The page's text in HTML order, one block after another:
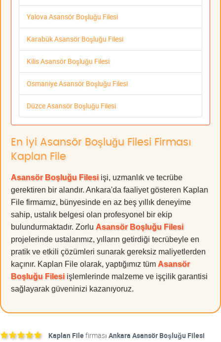
Yalova Asansör Boşluğu Filesi
Karabük Asansör Boşluğu Filesi
Kilis Asansör Boşluğu Filesi
Osmaniye Asansör Boşluğu Filesi
Düzce Asansör Boşluğu Filesi
En İyi Asansör Boşluğu Filesi Firması
Kaplan File
Asansör Boşluğu Filesi işi, uzmanlık ve tecrübe
gerektiren bir alandır. Ankara'da faaliyet gösteren Kaplan
File firmamız, bünyesinde en az beş yıllık deneyime
sahip, ustalık belgesi olan profesyonel bir ekip
bulundurmaktadır. Zorlu Asansör Boşluğu Filesi
projelerinde ustalarımız, yılların getirdiği tecrübeyle en
pratik ve etkili çözümleri sunarak gereksiz maliyetlerden
kaçınır. Kaplan File olarak, yaptığımız tüm Asansör
Boşluğu Filesi işlemlerinde malzeme ve işçilik garantisi
sağlayarak güveninizi kazanıyoruz.
Kaplan Filefirması Ankara Asansör Boşluğu Filesi